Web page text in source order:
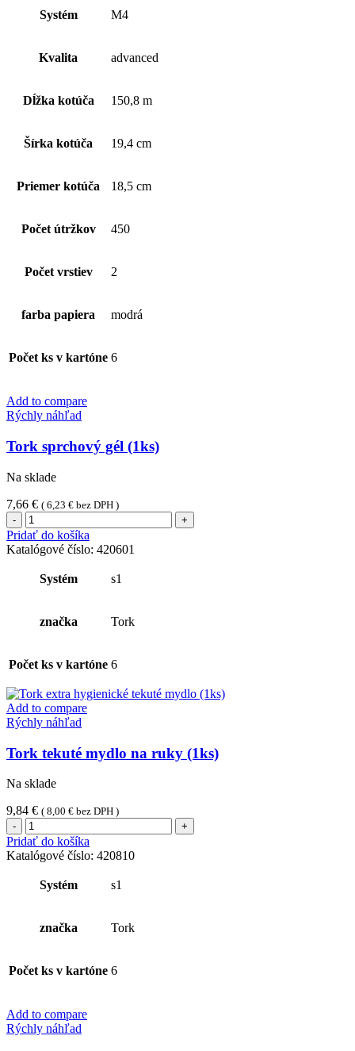
utierka
PlusTork
papierová
Systém M4
Kvalita advanced
Dĺžka kotúča 150,8 m
Šírka kotúča 19,4 cm
Priemer kotúča 18,5 cm
Počet útržkov 450
Počet vrstiev 2
farba papiera modrá
Počet ks v kartóne 6
Add to compare
Rýchly náhľad
Tork sprchový gél (1ks)
Na sklade
7,66 € ( 6,23 € bez DPH )
množstvo
Tork
sprchový
(1ks)
Pridať do košíka
Katalógové číslo: 420601
Systém s1
značka Tork
Počet ks v kartóne 6
Add to compare
Rýchly náhľad
Tork tekuté mydlo na ruky (1ks)
Na sklade
9,84 € ( 8,00 € bez DPH )
množstvo
Tork
tekuté
mydlo
ruky
Pridať do košíka
Katalógové číslo: 420810
Systém s1
značka Tork
Počet ks v kartóne 6
Add to compare
Rýchly náhľad